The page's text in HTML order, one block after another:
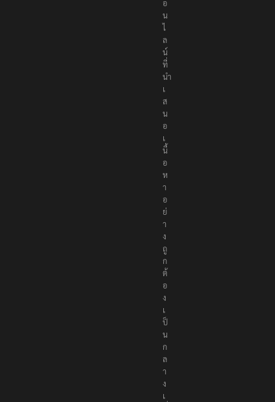
อ
น
ไ
ล
น์
ที่
นำ
เ
ส
น
อ
เ
นื้
อ
ห
า
อ
ย่
า
ง
ถู
ก
ต้
อ
ง
เ
ป็
น
ก
ล
า
ง
เ